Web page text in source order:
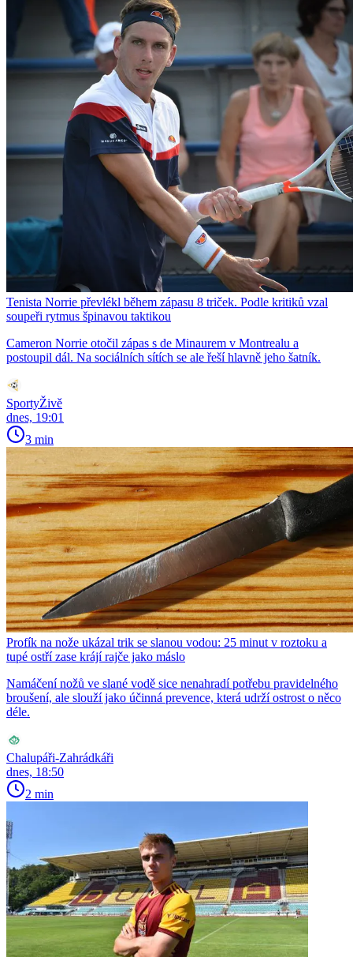
Tenista Norrie převlékl během zápasu 8 triček. Podle kritiků vzal
soupeři rytmus špinavou taktikou
Cameron Norrie otočil zápas s de Minaurem v Montrealu a
postoupil dál. Na sociálních sítích se ale řeší hlavně jeho šatník.
SportyŽivě
dnes, 19:01
3 min
Profík na nože ukázal trik se slanou vodou: 25 minut v roztoku a
tupé ostří zase krájí rajče jako máslo
Namáčení nožů ve slané vodě sice nenahradí potřebu pravidelného
broušení, ale slouží jako účinná prevence, která udrží ostrost o něco
déle.
Chalupáři-Zahrádkáři
dnes, 18:50
2 min